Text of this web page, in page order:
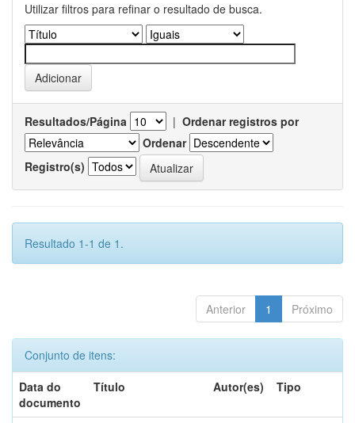
Utilizar filtros para refinar o resultado de busca.
Resultados/Página | Ordenar registros por
Ordenar
Registro(s)
Resultado 1-1 de 1.
Anterior 1 Próximo
Conjunto de itens:
Data do
documento
Título Autor(es) Tipo